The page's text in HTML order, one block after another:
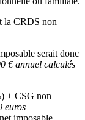
la CRDS non
serait donc
€ annuel calculés
+ CSG non
euros
imposable